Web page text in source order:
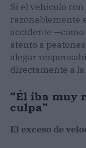
Si el vehículo
razonablemente
accidente
atento a
alegar
directamente a
“Él iba muy
culpa”
El exceso de